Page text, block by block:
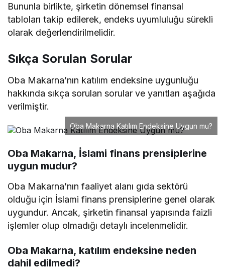
Bununla birlikte, şirketin dönemsel finansal
tabloları takip edilerek, endeks uyumluluğu sürekli
olarak değerlendirilmelidir.
Sıkça Sorulan Sorular
Oba Makarna’nın katılım endeksine uygunluğu
hakkında sıkça sorulan sorular ve yanıtları aşağıda
verilmiştir.
Oba Makarna Katılım Endeksine Uygun mu?
Oba Makarna, İslami finans prensiplerine
uygun mudur?
Oba Makarna’nın faaliyet alanı gıda sektörü
olduğu için İslami finans prensiplerine genel olarak
uygundur. Ancak, şirketin finansal yapısında faizli
işlemler olup olmadığı detaylı incelenmelidir.
Oba Makarna, katılım endeksine neden
dahil edilmedi?